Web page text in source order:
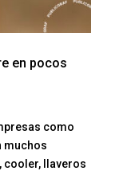
en pocos
como
muchos
cooler, llaveros